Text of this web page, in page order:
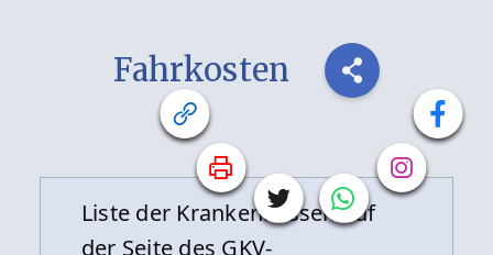
Fahrkosten
Liste der Krankenkassen auf
der Seite des GKV-